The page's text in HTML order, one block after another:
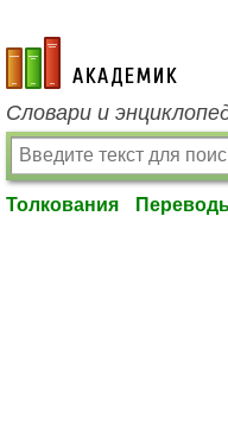
academic.ru
Словари и
Толкования